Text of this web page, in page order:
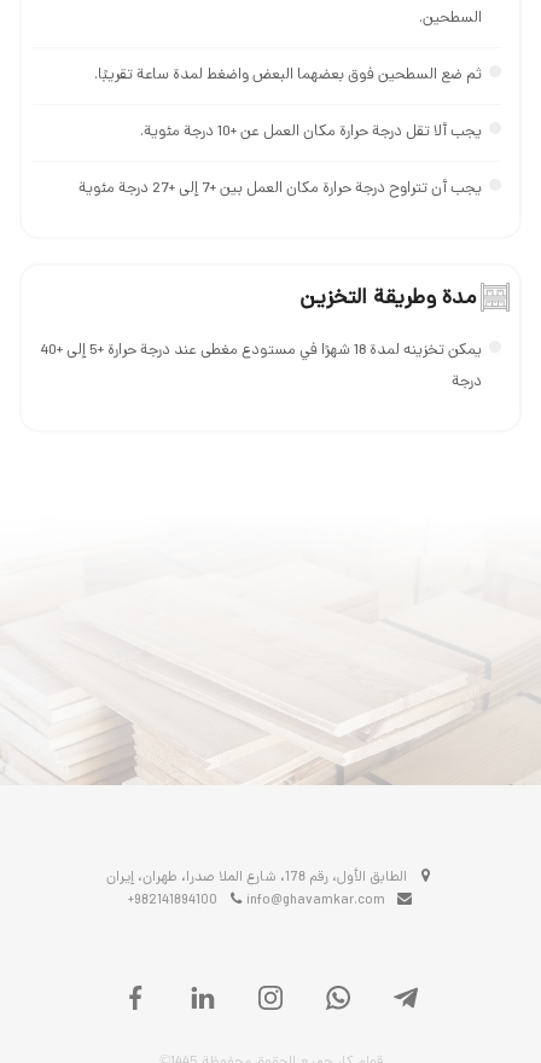
السطحين.
ثم ضع السطحين فوق بعضهما البعض واضغط لمدة ساعة تقريبًا.
يجب ألا تقل درجة حرارة مكان العمل عن +10 درجة مئوية.
يجب أن تتراوح درجة حرارة مكان العمل بين +7 إلى +27 درجة مئوية
مدة وطريقة التخزين
يمكن تخزينه لمدة 18 شهرًا في مستودع مغطى عند درجة حرارة +5 إلى +40
درجة
الطابق الأول، رقم 178، شارع الملا صدرا، طهران، إيران
info@ghavamkar.com
+982141894100